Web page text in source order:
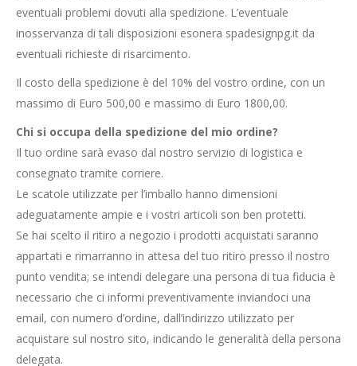
eventuali problemi dovuti alla spedizione. L’eventuale
inosservanza di tali disposizioni esonera spadesignpg.it da
eventuali richieste di risarcimento.
Il costo della spedizione è del 10% del vostro ordine, con un
massimo di Euro 500,00 e massimo di Euro 1800,00.
Chi si occupa della spedizione del mio ordine?
Il tuo ordine sarà evaso dal nostro servizio di logistica e
consegnato tramite corriere.
Le scatole utilizzate per l’imballo hanno dimensioni
adeguatamente ampie e i vostri articoli son ben protetti.
Se hai scelto il ritiro a negozio i prodotti acquistati saranno
appartati e rimarranno in attesa del tuo ritiro presso il nostro
punto vendita; se intendi delegare una persona di tua fiducia è
necessario che ci informi preventivamente inviandoci una
email, con numero d’ordine, dall’indirizzo utilizzato per
acquistare sul nostro sito, indicando le generalità della persona
delegata.